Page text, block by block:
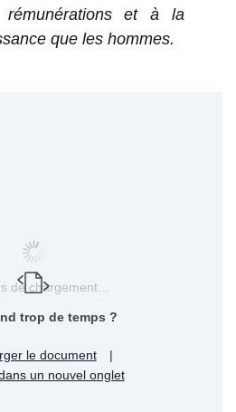
rémunérations et à la
que les hommes.
de chargement…
trop de temps ?
le document
|
un nouvel onglet